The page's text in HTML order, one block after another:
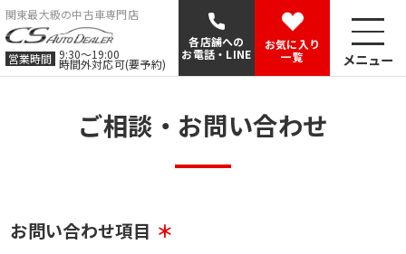
関東最大級の中古車専門店
営業時間 9:30〜19:00
時間外対応可(要予約)
各店舗への
お電話・LINE
お気に入り
一覧
メニュー
ご相談・お問い合わせ
お問い合わせ項目